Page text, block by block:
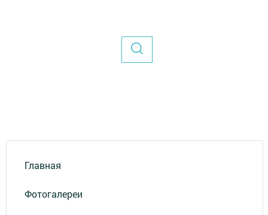
Главная
Фотогалереи